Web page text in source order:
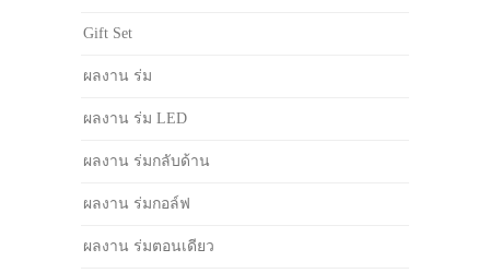
Gift Set
ผลงาน ร่ม
ผลงาน ร่ม LED
ผลงาน ร่มกลับด้าน
ผลงาน ร่มกอล์ฟ
ผลงาน ร่มตอนเดียว